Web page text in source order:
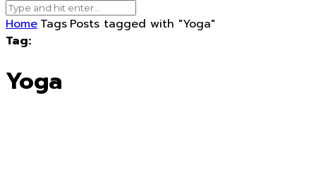
Home Tags Posts tagged with "Yoga"
Tag:
Yoga